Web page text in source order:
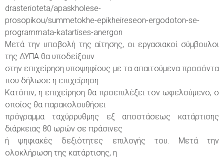
drasterioteta/apaskholese-
prosopikou/summetokhe-epikheireseon-ergodoton-se-
programmata-katartises-anergon
Μετά την υποβολή της αίτησης, οι εργασιακοί σύμβουλοι
της ΔΥΠΑ θα υποδείξουν
στην επιχείρηση υποψηφίους με τα απαιτούμενα προσόντα
που δήλωσε η επιχείρηση.
Κατόπιν, η επιχείρηση θα προεπιλέξει τον ωφελούμενο, ο
οποίος θα παρακολουθήσει
πρόγραμμα ταχύρρυθμης εξ αποστάσεως κατάρτισης
διάρκειας 80 ωρών σε πράσινες
ή ψηφιακές δεξιότητες επιλογής του. Μετά την
ολοκλήρωση της κατάρτισης, η